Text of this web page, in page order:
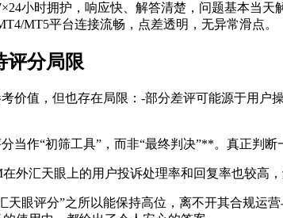
小时拥护，响应快、解答清楚，问题基本当天
MT5平台连接流畅，点差透明，无异常滑点。
评分局限
价值，但也存在局限：-部分差评可能源于用
当作“初筛工具”，而非“最终判决”**。真正判
外汇天眼上的用户投诉处理率和回复率也较高
天眼评分”之所以能保持高位，离不开其合规运